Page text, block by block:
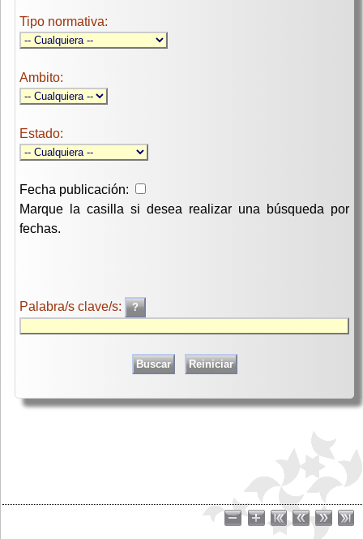
Tipo normativa:
Ambito:
Estado:
Fecha publicación:
Marque la casilla si desea realizar una búsqueda por
fechas.
Palabra/s clave/s: